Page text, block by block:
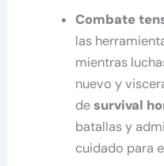
Combate
las
mientras
nuevo y
desurvival
batallas y
cuidado para